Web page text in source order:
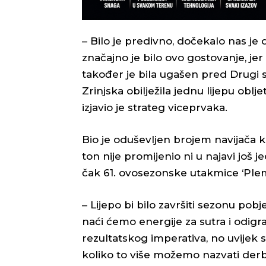
– Bilo je predivno, dočekalo nas
značajno je bilo ovo gostovanje,
također je bila ugašen pred Drugi
Zrinjska obilježila jednu lijepu
izjavio je strateg viceprvaka.
Bio je oduševljen brojem navijača
ton nije promijenio ni u najavi još
čak 61. ovosezonske utakmice
– Lijepo bi bilo završiti sezonu
naći ćemo energije za sutra i
rezultatskog imperativa, no uvijek
koliko to više možemo nazvati